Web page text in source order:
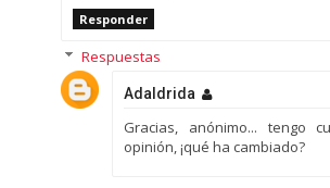
Responder
Respuestas
Adaldrida
Gracias, anónimo... tengo
opinión, ¡qué ha cambiado?